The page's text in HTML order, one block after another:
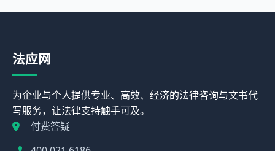
法应网
为企业与个人提供专业、高效、经济的法律咨询与文书代
写服务，让法律支持触手可及。
付费答疑